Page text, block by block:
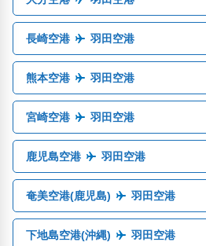
長崎空港 羽田空港
熊本空港 羽田空港
宮崎空港 羽田空港
鹿児島空港 羽田空港
奄美空港(鹿児島) 羽田空港
下地島空港(沖縄) 羽田空港